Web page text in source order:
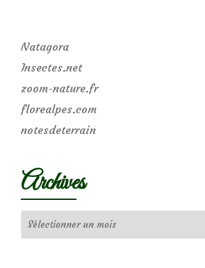
Natagora
Insectes.net
zoom-nature.fr
florealpes.com
notesdeterrain
Archives